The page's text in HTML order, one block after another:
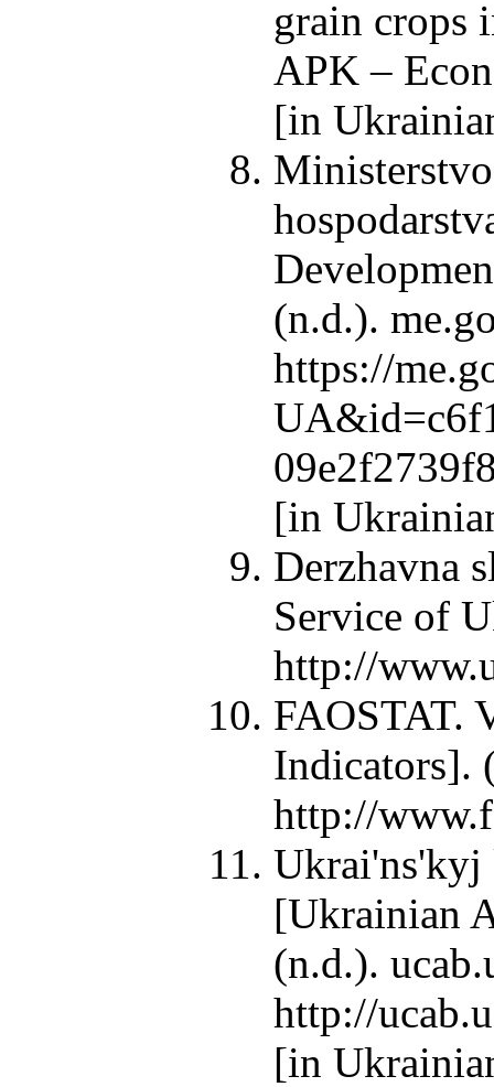
grain crops
APK –
[in
(n.d.).
https://
[in
Derzhavna
Service of
http://
FAOSTAT.
Indicators].
http://
Ukrai'ns'kyj
[Ukrainian
(n.d.).
http://
[in